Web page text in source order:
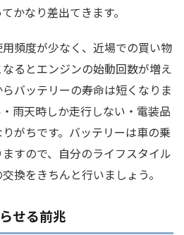
かなり差出てきます。
頻度が少なく、近場での買い物
るとエンジンの始動回数が増え
バッテリーの寿命は短くなりま
雨天時しか走行しない・電装品
がちです。バッテリーは車の乗
すので、自分のライフスタイル
換をきちんと行いましょう。
せる前兆